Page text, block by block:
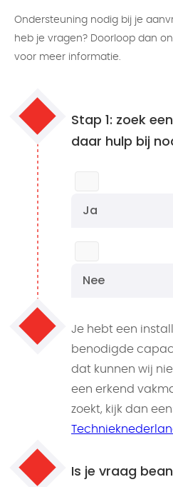
Ondersteuning nodig bij je
heb je vragen? Doorloop dan
voor meer informatie.
Stap 1: zoek
daar hulp bij
Ja
Nee
Je hebt een
benodigde
dat kunnen wij
een erkend
zoekt, kijk dan
Is je vraag